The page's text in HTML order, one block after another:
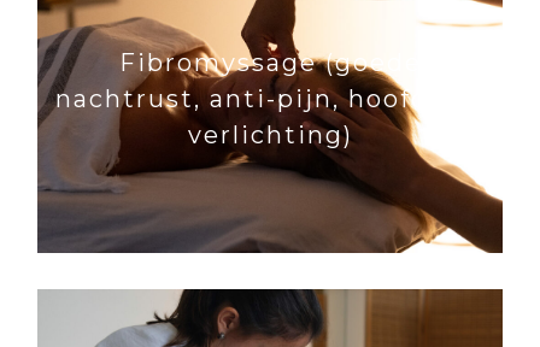
Fibromyssage (goede
nachtrust, anti-pijn, hoofdpijn
verlichting)